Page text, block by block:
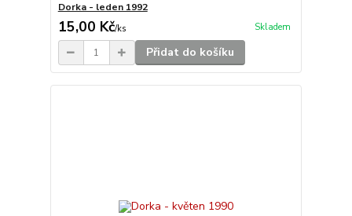
Dorka - leden 1992
15,00 Kč/ks Skladem
Přidat do košíku